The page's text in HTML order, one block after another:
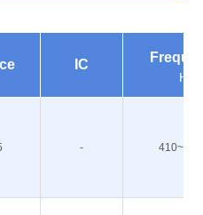
IC
Hz
-